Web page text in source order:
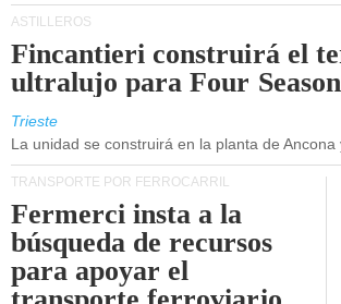
ASTILLEROS
Fincantieri construirá el
ultralujo para Four
Trieste
La unidad se construirá en la planta de
TRANSPORTE POR FERROCARRIL
Fermerci insta a la
búsqueda de recursos
para apoyar el